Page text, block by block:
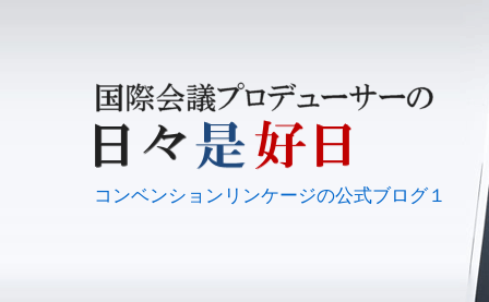
コンベンションリンケージの公式ブログ１